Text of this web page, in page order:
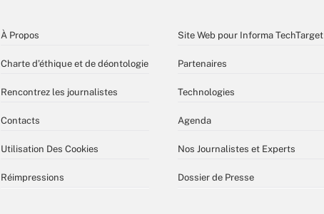
À Propos
Charte d’éthique et de déontologie
Rencontrez les journalistes
Contacts
Utilisation Des Cookies
Réimpressions
Site Web pour Informa TechTarget
Partenaires
Technologies
Agenda
Nos Journalistes et Experts
Dossier de Presse